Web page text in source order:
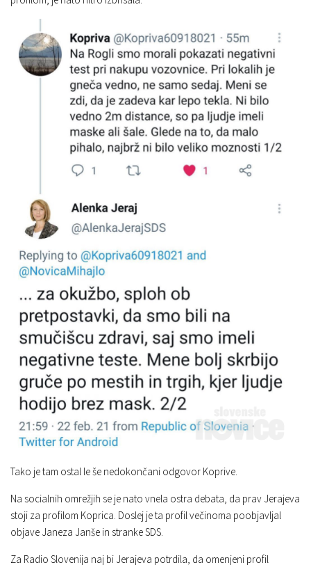
Tako je tam ostal le še nedokončani odgovor Koprive.
Na socialnih omrežjih se je nato vnela ostra debata, da prav Jerajeva
stoji za profilom Koprica. Doslej je ta profil večinoma poobjavljal
objave Janeza Janše in stranke SDS.
Za Radio Slovenija naj bi Jerajeva potrdila, da omenjeni profil